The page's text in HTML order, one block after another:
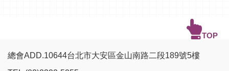
TOP
總會ADD.10644台北市大安區金山南路二段189號5樓